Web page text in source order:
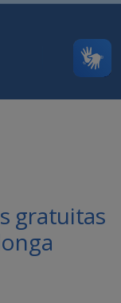
gratuitas